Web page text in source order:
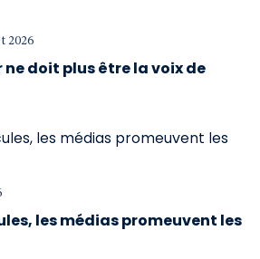
2026
ne doit plus être la voix de
les médias promeuvent les